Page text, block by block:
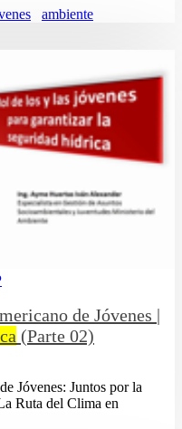
ambiente
de Jóvenes |
(Parte 02)
Jóvenes: Juntos por la
Ruta del Clima en